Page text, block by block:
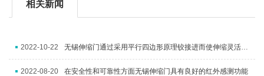
相关新闻
2022-10-22 无锡伸缩门通过采用平行四边形原理铰接进而使伸缩灵活行程扩大
2022-08-20 在安全性和可靠性方面无锡伸缩门具有良好的红外感测功能